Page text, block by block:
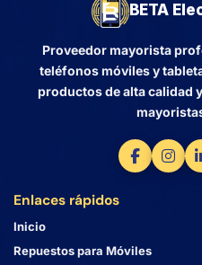
BETA
Proveedor mayorista
teléfonos móviles y
productos de alta calidad
Enlaces rápidos
Inicio
Repuestos para Móviles